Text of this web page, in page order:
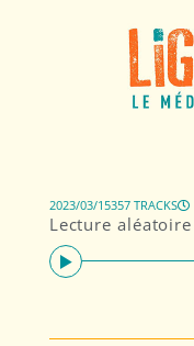
Lecture aléatoire
2023/03/15357 TRACKS